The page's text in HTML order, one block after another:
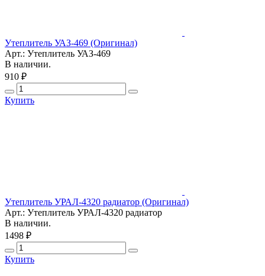
Утеплитель УАЗ-469 (Оригинал)
Арт.: Утеплитель УАЗ-469
В наличии.
910 ₽
Купить
Утеплитель УРАЛ-4320 радиатор (Оригинал)
Арт.: Утеплитель УРАЛ-4320 радиатор
В наличии.
1498 ₽
Купить